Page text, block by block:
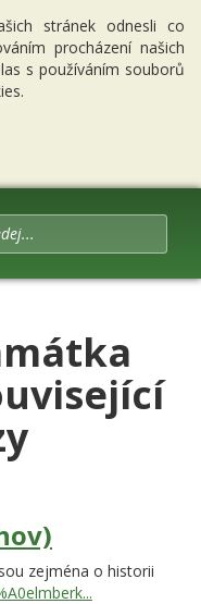
stránek odnesli co
procházení našich
s používáním souborů
zejména o historii